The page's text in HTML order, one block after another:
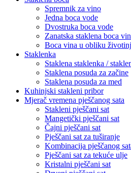
Spremnik za vino
Jedna boca vode
Dvostruka boca vode
Zanatska staklena boca
Boca vina u obliku
Staklenka
Staklena staklenka /
Staklena posuda za začine
Staklena posuda za med
Kuhinjski stakleni pribor
Mjerač vremena pješčanog sata
Stakleni pješčani sat
Mangetički pješčani sat
Čajni pješčani sat
Pješčani sat za tuširanje
Kombinacija pješčanog
Pješčani sat za tekuće ulje
Kristalni pješčani sat